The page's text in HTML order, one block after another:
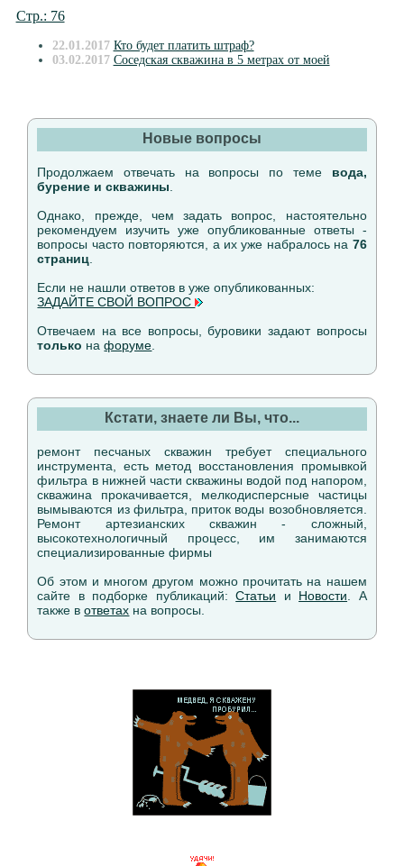
Стр.: 76
22.01.2017 Кто будет платить штраф?
03.02.2017 Соседская скважина в 5 метрах от моей
Новые вопросы
Продолжаем отвечать на вопросы по теме вода,
бурение и скважины
Однако, прежде, чем задать вопрос, настоятельно
рекомендуем изучить уже опубликованные ответы -
вопросы часто повторяются, а их уже набралось на 76
страниц
Если не нашли ответов в уже опубликованных:
ЗАДАЙТЕ СВОЙ ВОПРОС
Отвечаем на все вопросы, буровики задают вопросы
только нафоруме
Кстати, знаете ли Вы, что...
ремонт песчаных скважин требует специального
инструмента, есть метод восстановления промывкой
фильтра в нижней части скважины водой под напором,
скважина прокачивается, мелкодисперсные частицы
вымываются из фильтра, приток воды возобновляется.
Ремонт артезианских скважин - сложный,
высокотехнологичный процесс, им занимаются
специализированные фирмы
Об этом и многом другом можно прочитать на нашем
сайте в подборке публикаций:Статьи и Новости . А
также вответах на вопросы.